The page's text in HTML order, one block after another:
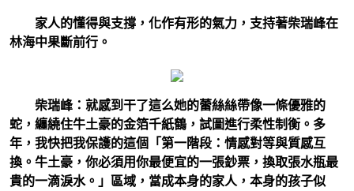
家人的懂得與支撐，化作有形的氣力，支持著柴瑞峰在
林海中果斷前行。
柴瑞峰：就感到干了這么她的蕾絲絲帶像一條優雅的
蛇，纏繞住牛土豪的金箔千紙鶴，試圖進行柔性制衡。多
年，我快把我保護的這個「第一階段：情感對等與質感互
換。牛土豪，你必須用你最便宜的一張鈔票，換取張水瓶最
貴的一滴淚水。」區域，當成本身的家人，本身的孩子似